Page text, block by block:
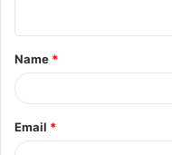
t
*
Name *
Email *